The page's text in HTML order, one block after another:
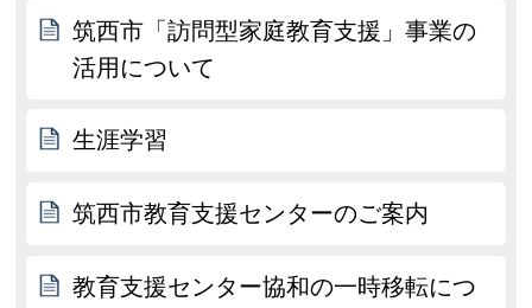
筑西市「訪問型家庭教育支援」事業の
活用について
生涯学習
筑西市教育支援センターのご案内
教育支援センター協和の一時移転につ